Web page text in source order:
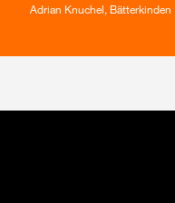
Adrian Knuchel, Bätterkinden